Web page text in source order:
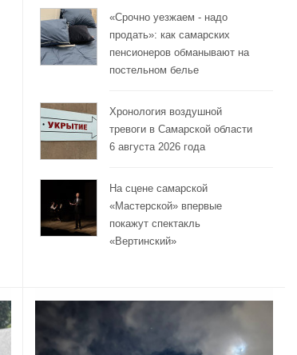
«Срочно уезжаем - надо
продать»: как самарских
пенсионеров обманывают на
постельном белье
Хронология воздушной
тревоги в Самарской области
6 августа 2026 года
На сцене самарской
«Мастерской» впервые
покажут спектакль
«Вертинский»